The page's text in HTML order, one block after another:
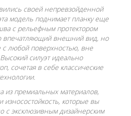
своей непревзойденной
модель поднимает планку еще
с рельефным протектором
впечатляющий внешний вид, но
любой поверхностью, вне
силуэт идеально
сочетая в себе классические
из премиальных материалов,
износостойкость, которые вы
с эксклюзивным дизайнерским